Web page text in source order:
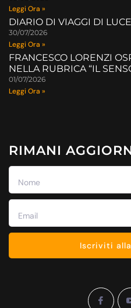
Leggi Ora »
DIARIO DI VIAGGI DI
30/07/2026
Leggi Ora »
FRANCESCO LORENZI
NELLA RUBRICA “IL
01/07/2026
Leggi Ora »
RIMANI
Iscriviti